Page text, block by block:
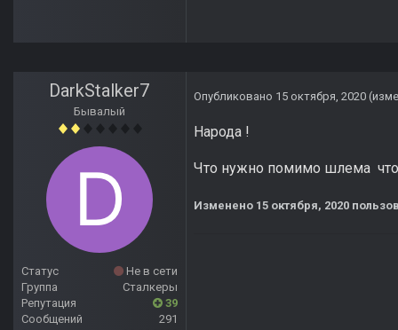
DarkStalker7
Бывалый
Статус
Не в сети
Группа
Сталкеры
Репутация
39
Сообщений
291
Опубликовано 15 октября, 2020
Народа !
Что нужно помимо шлема
Изменено 15 октября, 2020